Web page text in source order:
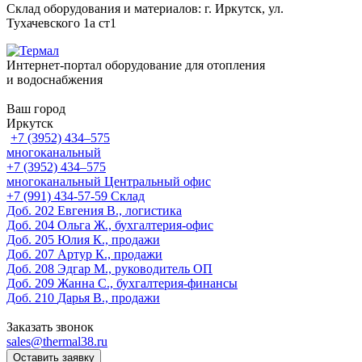
Склад оборудования и материалов: г. Иркутск, ул.
Тухачевского 1а ст1
Интернет-портал оборудование для отопления
и водоснабжения
Ваш город
Иркутск
+7 (3952) 434‒575
многоканальный
+7 (3952) 434‒575
многоканальный Центральный офис
‎+7 (991) 434-57-59 Склад
Доб. 202 Евгения В., логистика
Доб. 204 Ольга Ж., бухгалтерия-офис
Доб. 205 Юлия К., продажи
Доб. 207 Артур К., продажи
Доб. 208 Эдгар М., руководитель ОП
Доб. 209 Жанна С., бухгалтерия-финансы
Доб. 210 Дарья В., продажи
Заказать звонок
sales@thermal38.ru
Оставить заявку